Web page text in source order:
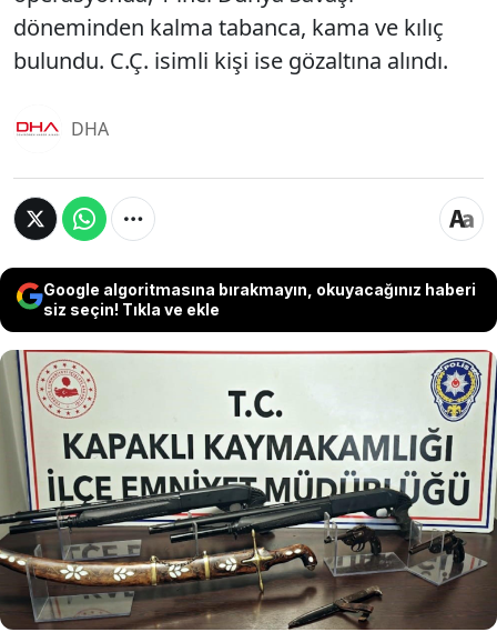
döneminden kalma tabanca, kama ve kılıç
bulundu. C.Ç. isimli kişi ise gözaltına alındı.
DHA
Google algoritmasına bırakmayın, okuyacağınız haberi
siz seçin! Tıkla ve ekle
Tekirdağ'da bir adrese düzenlenen
operasyonda, 1'inci Dünya Savaşı
döneminden kalma tabanca, kama ve kılıç
bulundu. C.Ç. isimli kişi ise gözaltına alındı.